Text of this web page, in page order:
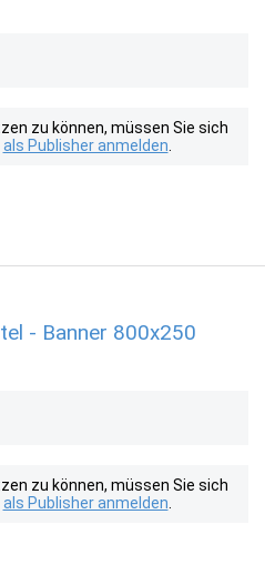
zu können, müssen Sie sich
als Publisher anmelden
- Banner 800x250
zu können, müssen Sie sich
als Publisher anmelden